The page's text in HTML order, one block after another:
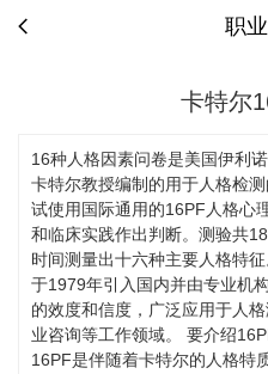
职
卡特尔
16种人格因素问卷是美国伊利
卡特尔教授编制的用于人格检
试使用国际通用的16PF人格心
和临床实践作出判断。测验共
时间测量出十六种主要人格特
于1979年引入国内并由专业机
的效度和信度，广泛应用于人
业咨询等工作领域。 要介绍
16PF是伴随着卡特尔的人格特